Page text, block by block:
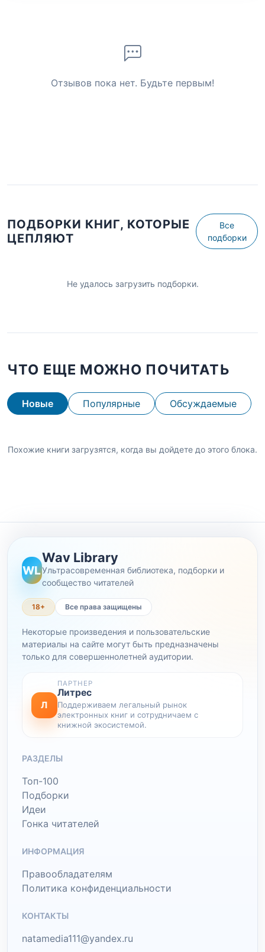
Отзывов пока нет. Будьте первым!
ПОДБОРКИ КНИГ, КОТОРЫЕ
ЦЕПЛЯЮТ
Все
подборки
Не удалось загрузить подборки.
ЧТО ЕЩЕ МОЖНО ПОЧИТАТЬ
Новые Популярные Обсуждаемые
Похожие книги загрузятся, когда вы дойдете до этого блока.
WL
Wav Library
Ультрасовременная библиотека, подборки и
сообщество читателей
18+ Все права защищены
Некоторые произведения и пользовательские
материалы на сайте могут быть предназначены
только для совершеннолетней аудитории.
Л
ПАРТНЕР
Литрес
Поддерживаем легальный рынок
электронных книг и сотрудничаем с
книжной экосистемой.
РАЗДЕЛЫ
Топ-100
Подборки
Идеи
Гонка читателей
ИНФОРМАЦИЯ
Правообладателям
Политика конфиденциальности
КОНТАКТЫ
natamedia111@yandex.ru